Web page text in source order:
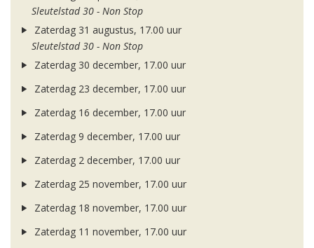
Sleutelstad 30 - Non Stop
Zaterdag 31 augustus, 17.00 uur
Sleutelstad 30 - Non Stop
Zaterdag 30 december, 17.00 uur
Zaterdag 23 december, 17.00 uur
Zaterdag 16 december, 17.00 uur
Zaterdag 9 december, 17.00 uur
Zaterdag 2 december, 17.00 uur
Zaterdag 25 november, 17.00 uur
Zaterdag 18 november, 17.00 uur
Zaterdag 11 november, 17.00 uur